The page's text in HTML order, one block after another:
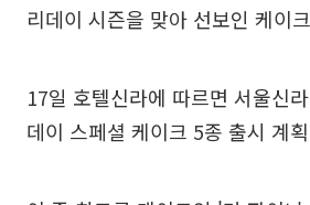
리데이 시즌을 맞아 선보인 케이
17일 호텔신라에 따르면 서울신
데이 스페셜 케이크 5종 출시 계